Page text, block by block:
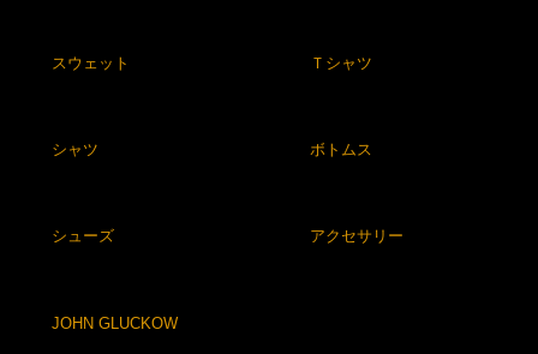
スウェット Ｔシャツ
シャツ ボトムス
シューズ アクセサリー
JOHN GLUCKOW